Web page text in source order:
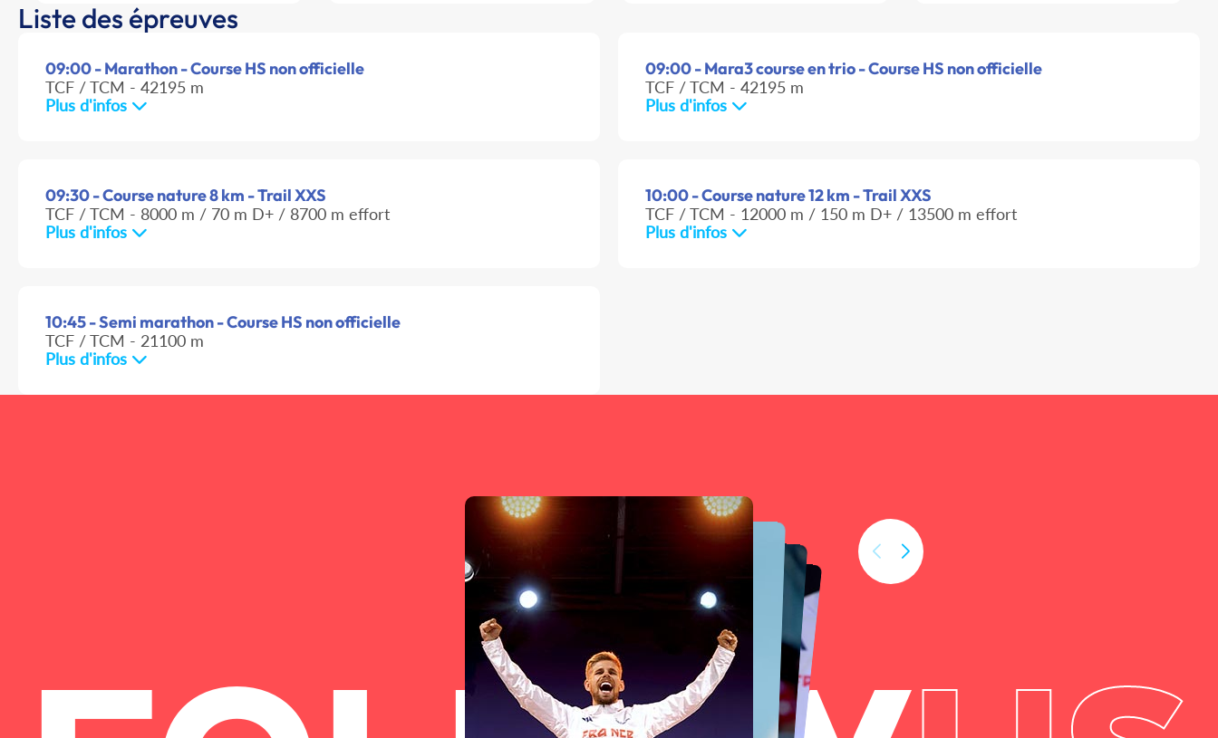
Liste des épreuves
09:00 - Marathon - Course HS non officielle
TCF / TCM - 42195 m
Plus d'infos
09:00 - Mara3 course en trio - Course HS non officielle
TCF / TCM - 42195 m
Plus d'infos
09:30 - Course nature 8 km - Trail XXS
TCF / TCM - 8000 m / 70 m D+ / 8700 m effort
Plus d'infos
10:00 - Course nature 12 km - Trail XXS
TCF / TCM - 12000 m / 150 m D+ / 13500 m effort
Plus d'infos
10:45 - Semi marathon - Course HS non officielle
TCF / TCM - 21100 m
Plus d'infos